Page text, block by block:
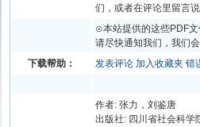
们，或者在评论里留言说
⊙本站提供的这些PDF文
请尽快通知我们，我们
下载帮助：
发表评论 加入收藏夹 错
作者: 张力，刘鉴唐
出版社: 四川省社会科学